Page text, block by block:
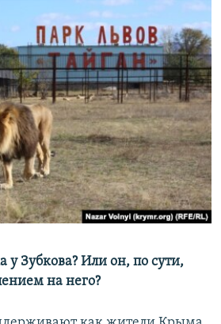
у Зубкова? Или он, по сути,
на него?